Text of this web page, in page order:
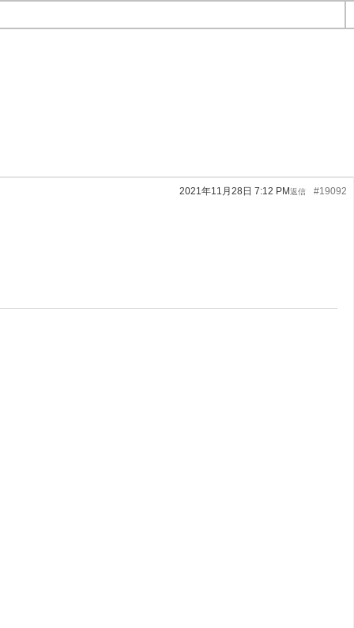
2021年11月28日 7:12 PM #19092
返信